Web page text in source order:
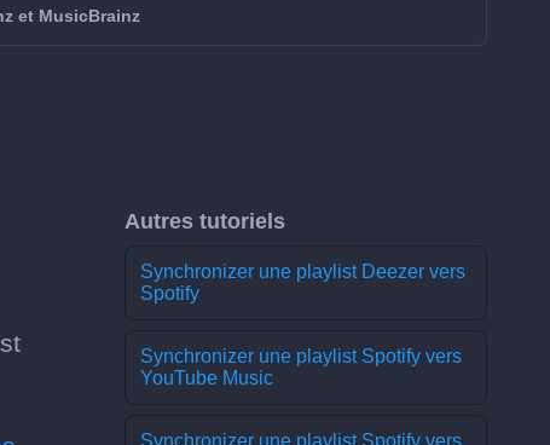
et MusicBrainz
Autres tutoriels
Synchronizer une playlist Deezer vers
Spotify
Synchronizer une playlist Spotify vers
YouTube Music
Synchronizer une playlist Spotify vers